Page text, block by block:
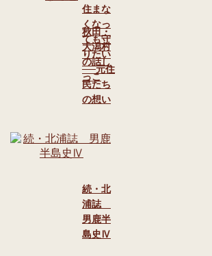
住まな
くなっ
ても守
りたい
──元住
民たち
の想い
秋田・
大潟村
の話し
っこ
続・北
浦誌
男鹿半
島史Ⅳ